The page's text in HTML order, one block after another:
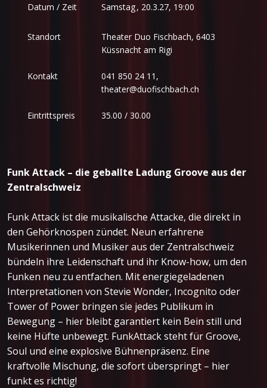
Datum / Zeit Samstag, 20.3.27, 19:00
Standort
Theater Duo Fischbach, 6403
Küssnacht am Rigi
Kontakt
041 850 24 11,
theater@duofischbach.ch
Eintrittspreis 35.00 / 30.00
Funk Attack – die geballte Ladung Groove aus der
Zentralschweiz
Funk Attack ist die musikalische Attacke, die direkt in
den Gehörknospen zündet. Neun erfahrene
Musikerinnen und Musiker aus der Zentralschweiz
bündeln ihre Leidenschaft und ihr Know-how, um den
Funken neu zu entfachen. Mit energiegeladenen
Interpretationen von Stevie Wonder, Incognito oder
Tower of Power bringen sie jedes Publikum in
Bewegung – hier bleibt garantiert kein Bein still und
keine Hüfte unbewegt. FunkAttack steht für Groove,
Soul und eine explosive Bühnenpräsenz. Eine
kraftvolle Mischung, die sofort überspringt – hier
funkt es richtig!